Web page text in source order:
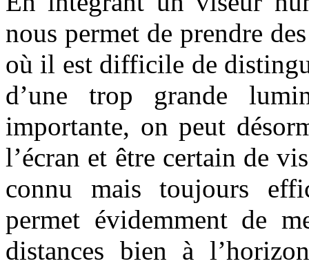
nous permet de prendre
où il est difficile de
d’une trop grande
importante, on peut
l’écran et être certain de
connu mais toujours
permet évidemment de
distances bien à